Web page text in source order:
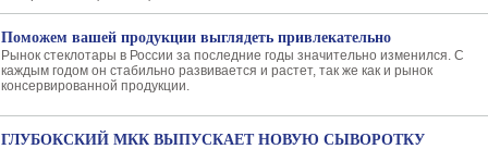
Поможем вашей продукции выглядеть привлекательно
Рынок стеклотары в России за последние годы значительно изменился. С
каждым годом он стабильно развивается и растет, так же как и рынок
консервированной продукции.
ГЛУБОКСКИЙ МКК ВЫПУСКАЕТ НОВУЮ СЫВОРОТКУ